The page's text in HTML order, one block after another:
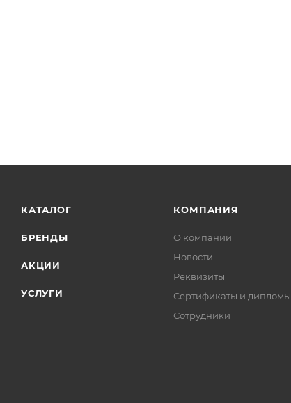
КАТАЛОГ
БРЕНДЫ
АКЦИИ
УСЛУГИ
КОМПАНИЯ
О компании
Новости
Реквизиты
Сертификаты и дипломы
Сотрудники